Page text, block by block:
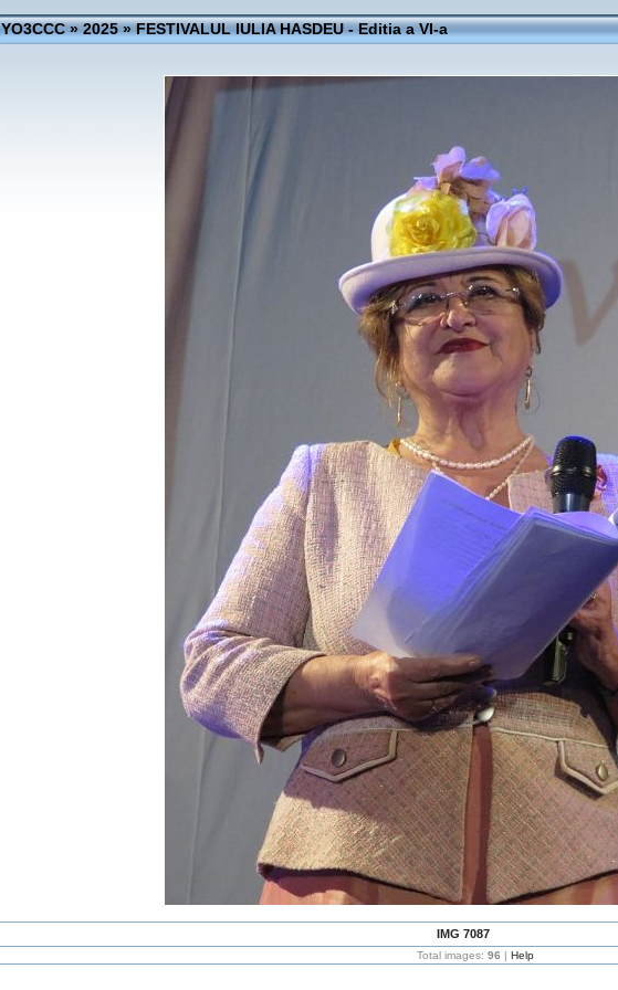
YO3CCC»2025»FESTIVALUL IULIA HASDEU - Editia a VI-a
IMG 7087
Total images: 96 | Help